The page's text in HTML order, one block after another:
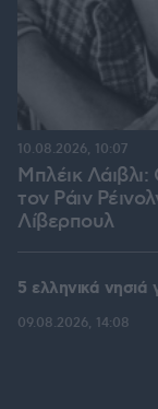
Μπλέικ
τον Ράιν
Λίβερπουλ
10.08.2026, 10:07
5 ελληνικά νησιά
09.08.2026, 14:08